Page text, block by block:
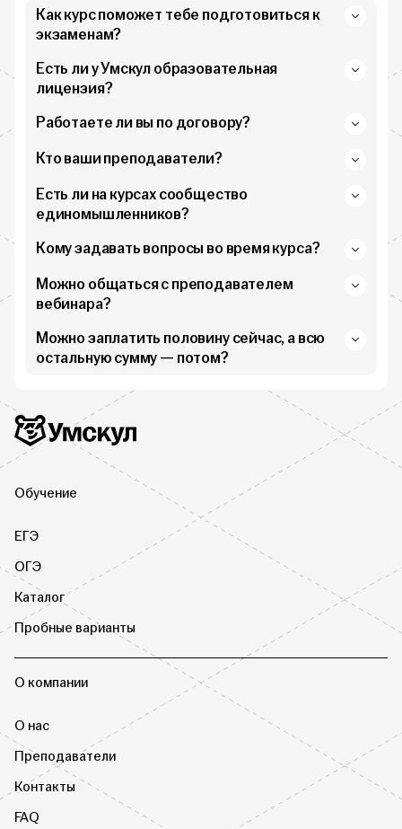
Как курс поможет тебе подготовиться к
экзаменам?
Есть ли у Умскул образовательная
лицензия?
Работаете ли вы по договору?
Кто ваши преподаватели?
Есть ли на курсах сообщество
единомышленников?
Кому задавать вопросы во время курса?
Можно общаться с преподавателем
вебинара?
Можно заплатить половину сейчас, а всю
остальную сумму — потом?
Дополнительная информация
Умскул
Обучение
ЕГЭ
ОГЭ
Каталог
Пробные варианты
О компании
О нас
Преподаватели
Контакты
FAQ